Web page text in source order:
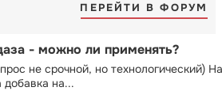
ПЕРЕЙТИ В ФОРУМ
- можно ли применять?
не срочной, но технологический) На
добавка на...